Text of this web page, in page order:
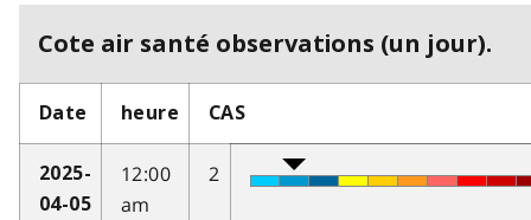
Cote air santé observations (un jour).
Date heure CAS
2025-
04-05
12:00
am
2